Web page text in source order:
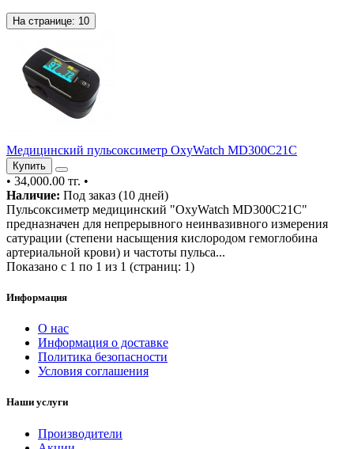
На странице: 10
Медицинский пульсоксиметр OxyWatch MD300C21C
Купить
• 34,000.00 тг. •
Наличие: Под заказ (10 дней)
Пульсоксиметр медицинский "OxyWatch MD300C21C"
предназначен для непрерывного неинвазивного измерения
сатурации (степени насыщения кислородом гемоглобина
артериальной крови) и частоты пульса...
Показано с 1 по 1 из 1 (страниц: 1)
Информация
О нас
Информация о доставке
Политика безопасности
Условия соглашения
Наши услуги
Производители